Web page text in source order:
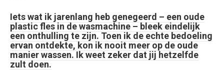
Iets wat ik jarenlang heb genegeerd – een oude
plastic fles in de wasmachine – bleek eindelijk
een onthulling te zijn. Toen ik de echte bedoeling
ervan ontdekte, kon ik nooit meer op de oude
manier wassen. Ik weet zeker dat jij hetzelfde
zult doen.